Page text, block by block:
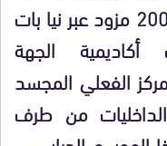
المزودين لمختلف المواد تجاوز 200 مزود عبر نيا بات
الجهة
الفعلي المجسد
الداخليات من طرف